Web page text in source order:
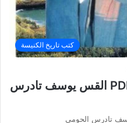
كتب تاريخ الكنيسة
كتاب رجل الزهد والصلاة PDF القس يوسف تادرس